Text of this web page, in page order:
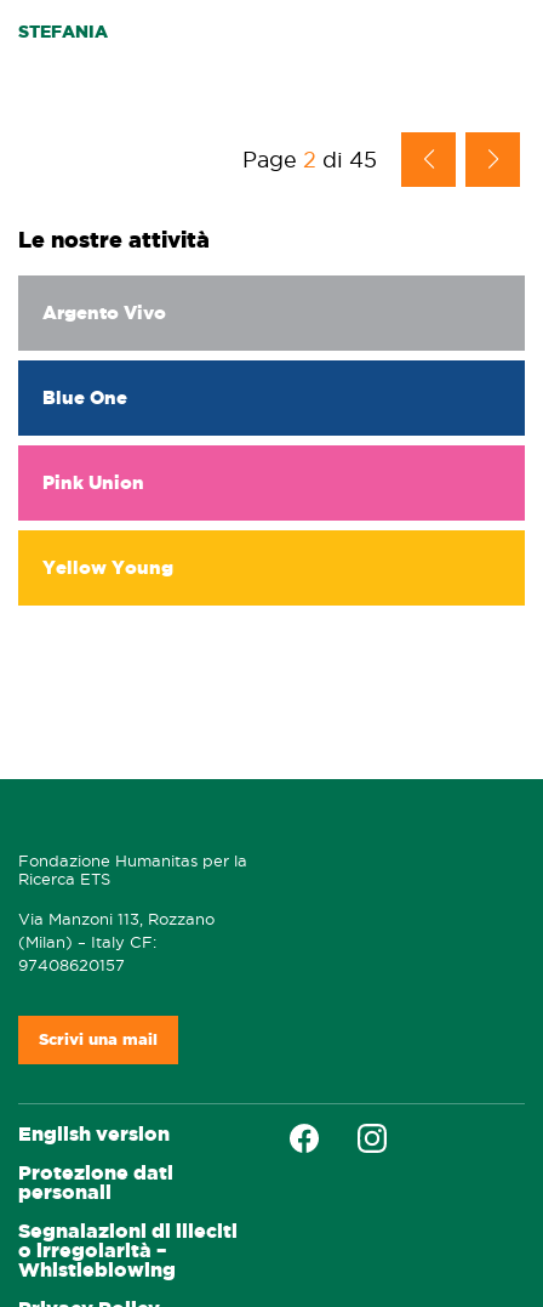
STEFANIA
Page 2 di 45
prev next
Le nostre attività
Argento Vivo
Blue One
Pink Union
Yellow Young
Fondazione Humanitas per la
Ricerca ETS
Via Manzoni 113, Rozzano
(Milan) – Italy CF:
97408620157
Scrivi una mail
English version
Protezione dati
personali
Segnalazioni di illeciti
o irregolarità –
Whistleblowing
FaceboockInstagram